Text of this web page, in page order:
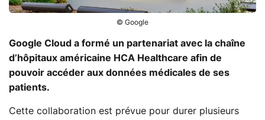
© Google
Google Cloud a formé un partenariat avec la chaîne
d’hôpitaux américaine HCA Healthcare afin de
pouvoir accéder aux données médicales de ses
patients.
Cette collaboration est prévue pour durer plusieurs